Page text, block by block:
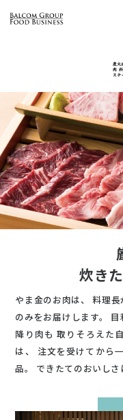
炊き
やま金のお肉は、 料理長
のみをお届けします。
目
降り肉も 取りそろえた
は、
注文を受けてから
品。
できたてのおいしさ